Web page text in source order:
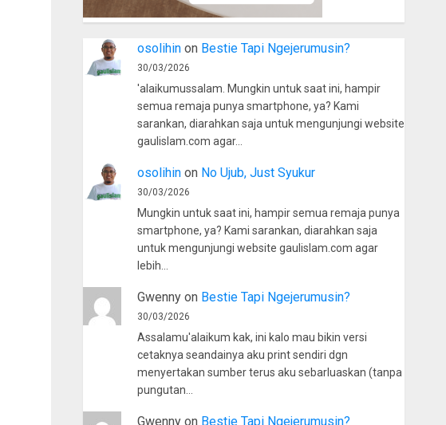
osolihinon Bestie Tapi Ngejerumusin?
30/03/2026
'alaikumussalam. Mungkin untuk saat ini, hampir
semua remaja punya smartphone, ya? Kami
sarankan, diarahkan saja untuk mengunjungi website
gaulislam.com agar…
osolihinon No Ujub, Just Syukur
30/03/2026
Mungkin untuk saat ini, hampir semua remaja punya
smartphone, ya? Kami sarankan, diarahkan saja
untuk mengunjungi website gaulislam.com agar
lebih…
Gwennyon Bestie Tapi Ngejerumusin?
30/03/2026
Assalamu'alaikum kak, ini kalo mau bikin versi
cetaknya seandainya aku print sendiri dgn
menyertakan sumber terus aku sebarluaskan (tanpa
pungutan…
Gwennyon Bestie Tapi Ngejerumusin?